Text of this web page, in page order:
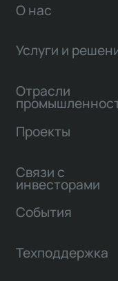
О нас
Услуги и
Отрасли
Проекты
Связи с
инвесторами
События
Техподдержка